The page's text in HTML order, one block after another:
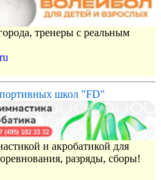
тренеры с реальным
школ "FD"
и акробатикой для
разряды, сборы!